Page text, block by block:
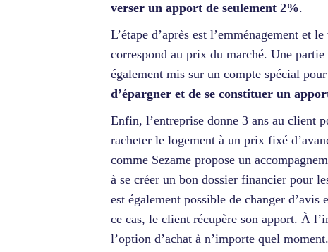
verser un apport de seulement 2%.
L’étape d’après est l’emménagement et
correspond au prix du marché. Une
également mis sur un compte spécial
d’épargner et de se constituer un
Enfin, l’entreprise donne 3 ans au client
racheter le logement à un prix fixé
comme Sezame propose un
à se créer un bon dossier financier pour
est également possible de changer d’avis
ce cas, le client récupère son apport. À
l’option d’achat à n’importe quel moment.